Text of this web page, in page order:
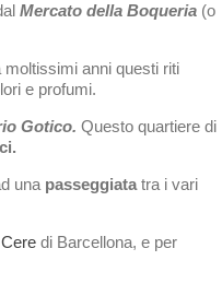
Mercato della Boqueria (o
moltissimi anni questi riti
e profumi.
Gotico. Questo quartiere di
una passeggiata tra i vari
di Barcellona, e per